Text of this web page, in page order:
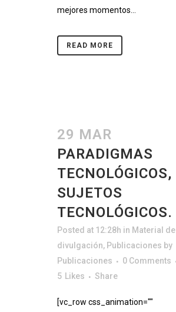
mejores momentos...
READ MORE
29 MAR
PARADIGMAS
TECNOLÓGICOS,
SUJETOS
TECNOLÓGICOS.
Posted at 12:28h in Material de
divulgación, Publicaciones by
Publicaciones
0 Comments
5 Likes Share
[vc_row css_animation=""